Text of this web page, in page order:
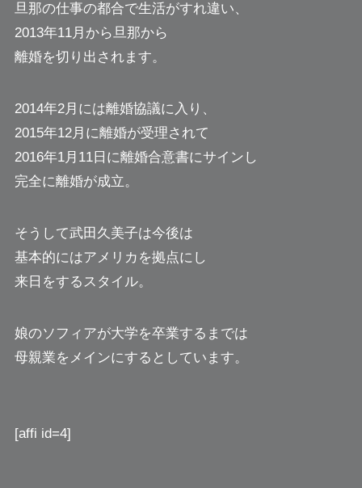
旦那の仕事の都合で生活がすれ違い、
2013年11月から旦那から
離婚を切り出されます。
2014年2月には離婚協議に入り、
2015年12月に離婚が受理されて
2016年1月11日に離婚合意書にサインし
完全に離婚が成立。
そうして武田久美子は今後は
基本的にはアメリカを拠点にし
来日をするスタイル。
娘のソフィアが大学を卒業するまでは
母親業をメインにするとしています。
[affi id=4]